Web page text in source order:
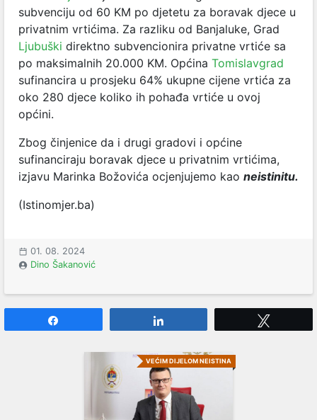
subvenciju od 60 KM po djetetu za boravak djece u
privatnim vrtićima. Za razliku od Banjaluke, Grad
Ljubuški direktno subvencionira privatne vrtiće sa
po maksimalnih 20.000 KM. Općina Tomislavgrad
sufinancira u prosjeku 64% ukupne cijene vrtića za
oko 280 djece koliko ih pohađa vrtiće u ovoj
općini.
Zbog činjenice da i drugi gradovi i općine
sufinanciraju boravak djece u privatnim vrtićima,
izjavu Marinka Božovića ocjenjujemo kao neistinitu.
(Istinomjer.ba)
01. 08. 2024
Dino Šakanović
VEĆIM DIJELOM NEISTINA